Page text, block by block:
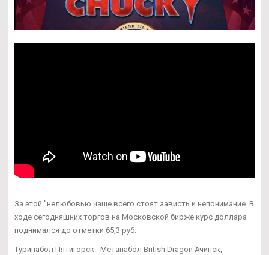
За этой "нелюбовью чаще всего стоят зависть и непонимание. В
ходе сегодняшних торгов на Московской бирже курс доллара
поднимался до отметки 65,3 руб.
Туринабол Пятигорск - Метанабол British Dragon Ачинск,